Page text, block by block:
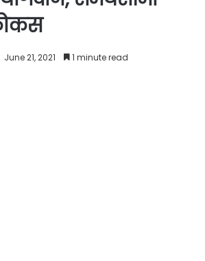
June 21, 2021 1 minute read